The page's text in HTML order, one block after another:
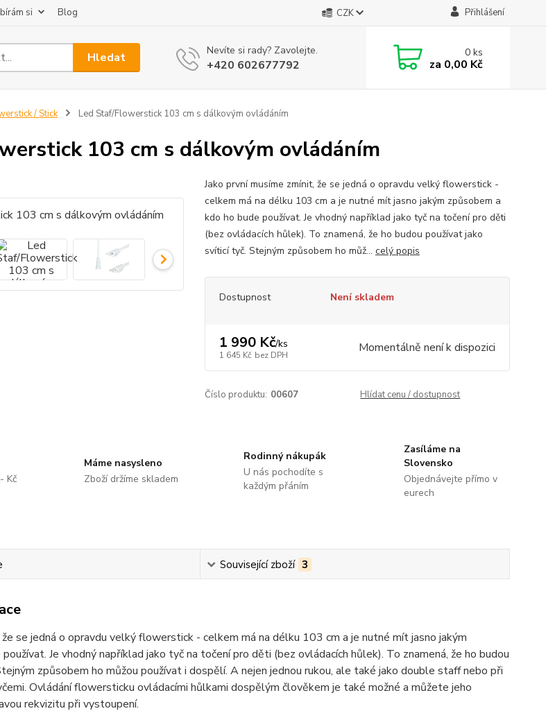
si Blog CZK Přihlášení
Hledat Nevíte si rady? Zavolejte.
+420 602677792
0ks
za 0,00 Kč
/ Stick Led Staf/Flowerstick 103 cm s dálkovým ovládáním
103 cm s dálkovým ovládáním
Jako první musíme zmínit, že se jedná o opravdu velký flowerstick -
celkem má na délku 103 cm a je nutné mít jasno jakým způsobem a
kdo ho bude používat. Je vhodný například jako tyč na točení pro děti
(bez ovládacích hůlek). To znamená, že ho budou používat jako
svíticí tyč. Stejným způsobem ho můž... celý popis
Dostupnost Není skladem
1 990 Kč/ks
1 645 Kč bez DPH Momentálně není k dispozici
Číslo produktu: 00607 Hlídat cenu / dostupnost
Kč
Máme nasysleno
Zboží držíme skladem
Rodinný nákupák
U nás pochodíte s
každým přáním
Zasíláme na
Slovensko
Objednávejte přímo v
eurech
Související zboží 3
že se jedná o opravdu velký flowerstick - celkem má na délku 103 cm a je nutné mít jasno jakým
Je vhodný například jako tyč na točení pro děti (bez ovládacích hůlek). To znamená, že ho budou
způsobem ho můžou používat i dospělí. A nejen jednou rukou, ale také jako double staff nebo při
Ovládání flowersticku ovládacími hůlkami dospělým člověkem je také možné a můžete jeho
rekvizitu při vystoupení.